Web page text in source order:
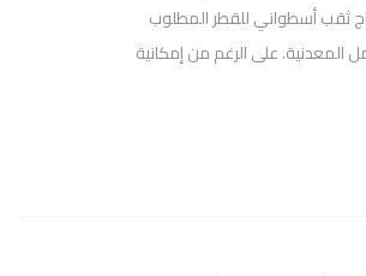
ثقب أسطواني للقطر المطلوب
على الرغم من إمكانية